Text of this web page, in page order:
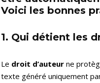
Voici les bonnes
1. Qui détient les
Le droit d’auteur ne
texte généré uniquement